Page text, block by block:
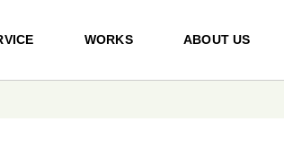
WORKS ABOUT US